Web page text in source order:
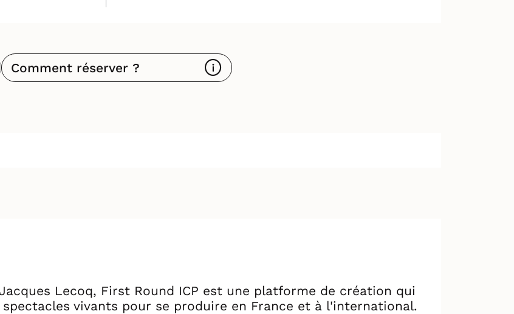
Comment réserver ?
Lecoq, First Round ICP est une platforme de création qui
vivants pour se produire en France et à l'international.